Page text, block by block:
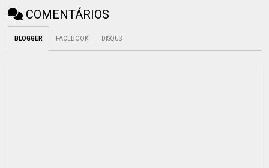
COMENTÁRIOS
BLOGGER FACEBOOK DISQUS